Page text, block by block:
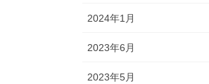
2024年1月
2023年6月
2023年5月